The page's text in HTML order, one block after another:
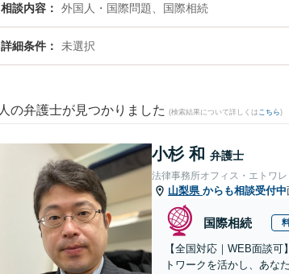
相談内容 外国人・国際問題、国際相続
詳細条件 未選択
人の弁護士が見つかりました (検索結果について詳しくは こちら)
小杉 和 弁護士
法律事務所オフィス・エトワレ
山梨県 からも相談受付中
国際相続
【全国対応｜WEB面談
トワークを活かし、あな